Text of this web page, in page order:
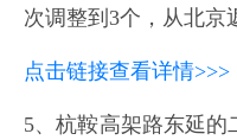
次调整到3个，从北京
点击链接查看详情>>>
5、杭鞍高架路东延